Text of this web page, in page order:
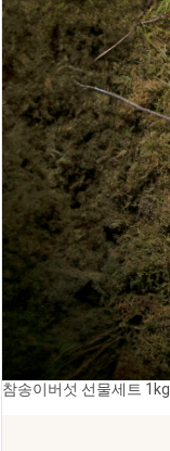
참송이버섯 선물세트 1kg